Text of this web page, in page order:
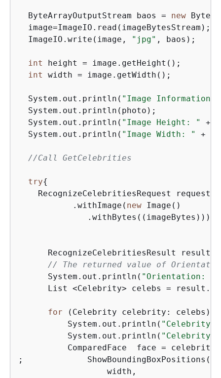
  ByteArrayOutputStream baos =
new
  image=ImageIO.read(imageBytesStream);
  ImageIO.write(image,
"jpg" , baos);
int
height = image.getHeight();
int
width = image.getWidth();
  System.out.println(
"Image Information:"
  System.out.println(photo);
  System.out.println(
"Image Height: "
+
  System.out.println(
"Image Width: " +
//Call GetCelebrities
try{
RecognizeCelebritiesRequest request
           .withImage(
new Image()
              .withBytes((imageBytes)));
RecognizeCelebritiesResult result
// The returned value of
      System.out.println(
"Orientation: "
List <Celebrity> celebs =
for (Celebrity celebrity: celebs)
          System.out.println(
"Celebrity
          System.out.println(
"Celebrity
ComparedFace  face =
;
                  width,